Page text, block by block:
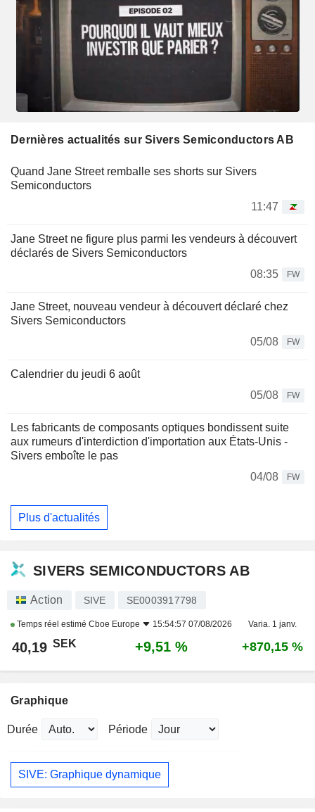
Dernières actualités sur Sivers Semiconductors AB
Quand Jane Street remballe ses shorts sur Sivers
Semiconductors
11:47
Jane Street ne figure plus parmi les vendeurs à découvert
déclarés de Sivers Semiconductors
08:35
FW
Jane Street, nouveau vendeur à découvert déclaré chez
Sivers Semiconductors
05/08
FW
Calendrier du jeudi 6 août
05/08
FW
Les fabricants de composants optiques bondissent suite
aux rumeurs d'interdiction d'importation aux États-Unis -
Sivers emboîte le pas
04/08
FW
Plus d'actualités
SIVERS SEMICONDUCTORS AB
Action SIVE SE0003917798
Temps réel estimé Cboe Europe 15:54:57 07/08/2026 Varia. 1 janv.
40,19 SEK +9,51 % +870,15 %
Graphique
Durée Période
SIVE: Graphique dynamique